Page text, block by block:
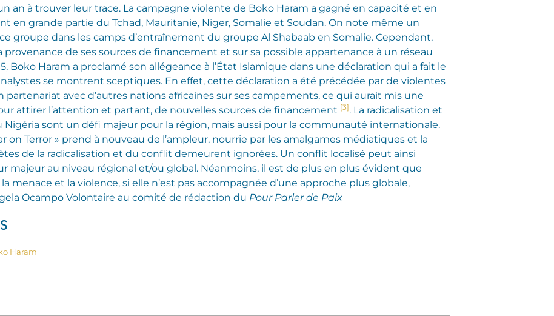
an à trouver leur trace. La campagne violente de Boko Haram a gagné en capacité et en
en grande partie du Tchad, Mauritanie, Niger, Somalie et Soudan. On note même un
groupe dans les camps d’entraînement du groupe Al Shabaab en Somalie. Cependant,
provenance de ses sources de financement et sur sa possible appartenance à un réseau
Boko Haram a proclamé son allégeance à l’État Islamique dans une déclaration qui a fait le
se montrent sceptiques. En effet, cette déclaration a été précédée par de violentes
partenariat avec d’autres nations africaines sur ses campements, ce qui aurait mis une
attirer l’attention et partant, de nouvelles sources de financement [3]. La radicalisation et
Nigéria sont un défi majeur pour la région, mais aussi pour la communauté internationale.
on Terror » prend à nouveau de l’ampleur, nourrie par les amalgames médiatiques et la
de la radicalisation et du conflit demeurent ignorées. Un conflit localisé peut ainsi
majeur au niveau régional et/ou global. Néanmoins, il est de plus en plus évident que
menace et la violence, si elle n’est pas accompagnée d’une approche plus globale,
Ocampo Volontaire au comité de rédaction du Pour Parler de Paix
Haram